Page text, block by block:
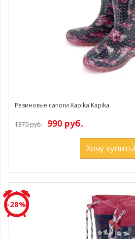
Резиновые сапоги Kapika Kapika
1370 руб. 990 руб.
Хочу купить!
-28%